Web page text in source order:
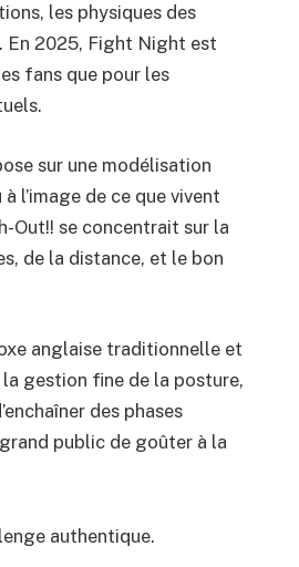
les physiques des
En 2025, Fight Night est
fans que pour les
sur une modélisation
l’image de ce que vivent
Out!! se concentrait sur la
de la distance, et le bon
anglaise traditionnelle et
gestion fine de la posture,
des phases
public de goûter à la
authentique.